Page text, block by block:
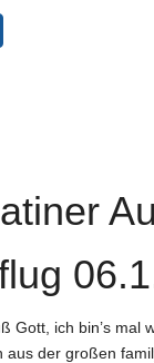
Gott, ich bin’s mal
aus der großen